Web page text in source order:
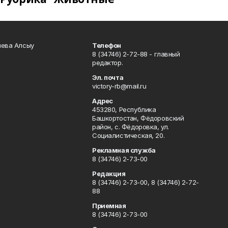
Алсыу
Телефон
8 (34746) 2-72-88 - главный
редактор.
Эл. почта
victory-rb@mail.ru
Адрес
453280, Республика
Башкортостан, Фёдоровский
район, с. Фёдоровка, ул.
Социалистическая, 20.
Рекламная служба
8 (34746) 2-73-00
Редакция
8 (34746) 2-73-00, 8 (34746) 2-72-
88
Приемная
8 (34746) 2-73-00